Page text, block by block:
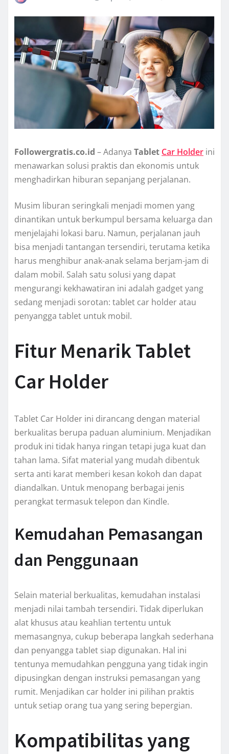
Followergratis.co.id – Adanya Tablet Car Holder ini
menawarkan solusi praktis dan ekonomis untuk
menghadirkan hiburan sepanjang perjalanan.
Musim liburan seringkali menjadi momen yang
dinantikan untuk berkumpul bersama keluarga dan
menjelajahi lokasi baru. Namun, perjalanan jauh
bisa menjadi tantangan tersendiri, terutama ketika
harus menghibur anak-anak selama berjam-jam di
dalam mobil. Salah satu solusi yang dapat
mengurangi kekhawatiran ini adalah gadget yang
sedang menjadi sorotan: tablet car holder atau
penyangga tablet untuk mobil.
Fitur Menarik Tablet
Car Holder
Tablet Car Holder ini dirancang dengan material
berkualitas berupa paduan aluminium. Menjadikan
produk ini tidak hanya ringan tetapi juga kuat dan
tahan lama. Sifat material yang mudah dibentuk
serta anti karat memberi kesan kokoh dan dapat
diandalkan. Untuk menopang berbagai jenis
perangkat termasuk telepon dan Kindle.
Kemudahan Pemasangan
dan Penggunaan
Selain material berkualitas, kemudahan instalasi
menjadi nilai tambah tersendiri. Tidak diperlukan
alat khusus atau keahlian tertentu untuk
memasangnya, cukup beberapa langkah sederhana
dan penyangga tablet siap digunakan. Hal ini
tentunya memudahkan pengguna yang tidak ingin
dipusingkan dengan instruksi pemasangan yang
rumit. Menjadikan car holder ini pilihan praktis
untuk setiap orang tua yang sering bepergian.
Kompatibilitas yang